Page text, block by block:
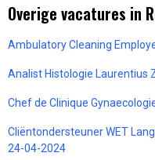
Overige vacatures in
Ambulatory Cleaning
Analist Histologie Laurentius
Chef de Clinique
Cliëntondersteuner WET
24-04-2024